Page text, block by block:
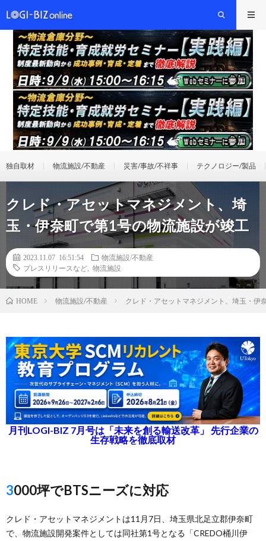
独自取材 物流施設/不動産 災害/事故/不祥事 テクノロジー/製品
クレド・アセットマネジメント、埼
玉・伊奈町で第1号の物流施設が竣工
2023.11.07 16:51:54
物流施設/不動産
プレスリリースなど
物流施設
HOME 物流施設/不動産 クレド・アセットマネジメント、埼玉・伊
月刊LOGI-BIZ 7月号は「未来を創る輸送改革」 先行企業の
生存戦略を徹底取材
3000坪でBTSニーズに対応
クレド・アセットマネジメントは11月7日、埼玉県北足立郡伊奈町
で、物流施設開発案件としては同社第1号となる「CREDO桶川伊